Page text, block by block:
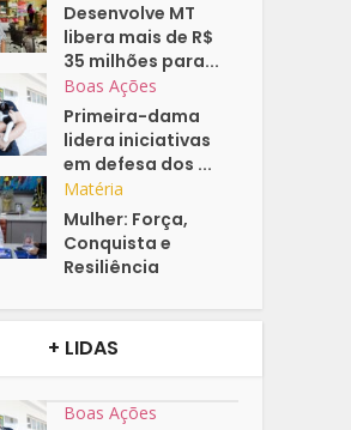
Desenvolve MT
libera mais de R$
35 milhões para...
Boas Ações
Primeira-dama
lidera iniciativas
em defesa dos ...
Matéria
Mulher: Força,
Conquista e
Resiliência
+ LIDAS
Boas Ações